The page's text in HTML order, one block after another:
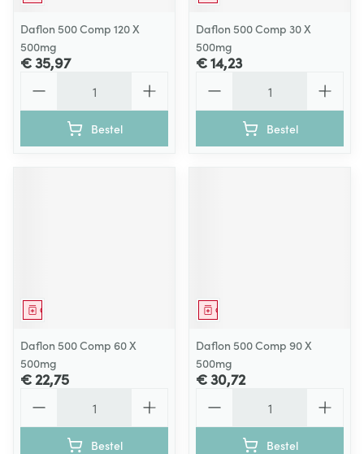
Daflon 500 Comp 120 X
500mg
€ 35,97
Bestel
Daflon 500 Comp 30 X
500mg
€ 14,23
Bestel
Geneesmiddel
Daflon 500 Comp 60 X
500mg
€ 22,75
Bestel
Geneesmiddel
Daflon 500 Comp 90 X
500mg
€ 30,72
Bestel